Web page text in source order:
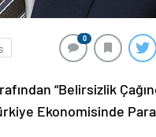
0
“Belirsizlik
Ekonomisinde